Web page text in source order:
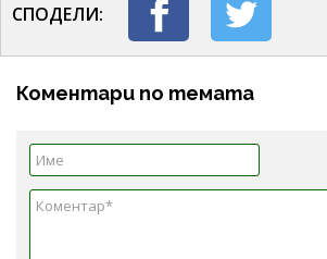
СПОДЕЛИ:
Коментари по темата